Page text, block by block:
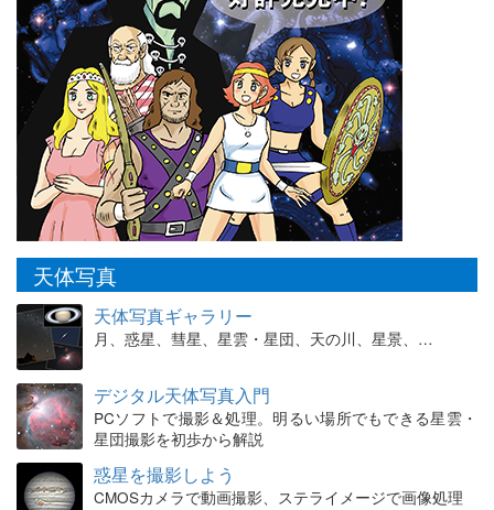
天体写真
天体写真ギャラリー
月、惑星、彗星、星雲・星団、天の川、星景、…
デジタル天体写真入門
PCソフトで撮影＆処理。明るい場所でもできる星雲・
星団撮影を初歩から解説
惑星を撮影しよう
CMOSカメラで動画撮影、ステライメージで画像処理